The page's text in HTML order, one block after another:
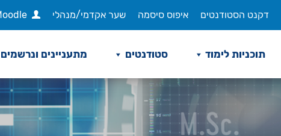
דקנט הסטודנטים איפוס סיסמה שער אקדמי/מנהלי
תוכניות לימוד סטודנטים מתעניינים ונרשמים